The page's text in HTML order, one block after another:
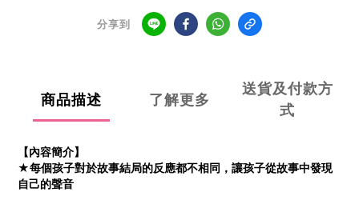
分享到
商品描述 了解更多
送貨及付款方
式
【內容簡介】
★每個孩子對於故事結局的反應都不相同，讓孩子從故事中發現
自己的聲音